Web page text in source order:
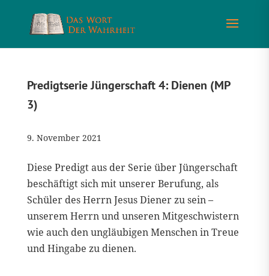
Predigtserie Jüngerschaft 4: Dienen (MP
3)
9. November 2021
Diese Predigt aus der Serie über Jüngerschaft
beschäftigt sich mit unserer Berufung, als
Schüler des Herrn Jesus Diener zu sein –
unserem Herrn und unseren Mitgeschwistern
wie auch den ungläubigen Menschen in Treue
und Hingabe zu dienen.